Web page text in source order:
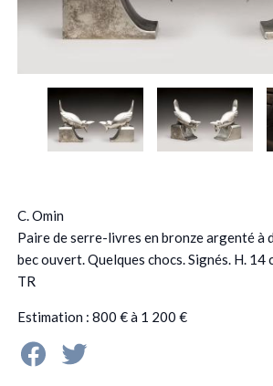
C. Omin
Paire de serre-livres en bronze argenté à
bec ouvert. Quelques chocs. Signés. H. 14
TR
Estimation : 800 € à 1 200 €